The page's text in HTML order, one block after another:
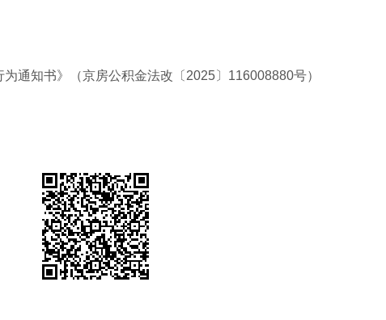
通知书》（京房公积金法改〔2025〕116008880号）